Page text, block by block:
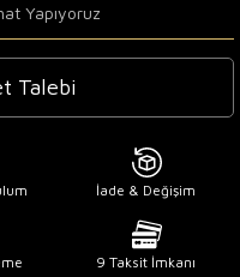
Yapıyoruz
Talebi
İade & Değişim
9 Taksit İmkanı